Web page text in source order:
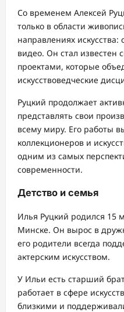
Со временем Алексей
только в области
направлениях искусства:
видео. Он стал
проектами, которые
искусствоведческие
Руцкий продолжает
представлять свои
всему миру. Его работы
коллекционеров и
одним из самых
современности.
Детство и семья
Илья Руцкий родился 15
Минске. Он вырос в
его родители всегда
актерским искусством.
У Ильи есть старший
работает в сфере
близкими и